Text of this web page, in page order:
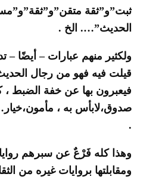
ثبت”و”ثقة
الحديث”…. الخ .
ولكثير منهم عبارات – أيضًا
قيلت فيه فهو من رجال
فيعبرون بها عن خفة الضبط ،
صدوق،لابأس به ، مأمون،خيار
.
وهذا كله فَرْعٌ عن سبرهم
ومقابلتها بروايات غيره من